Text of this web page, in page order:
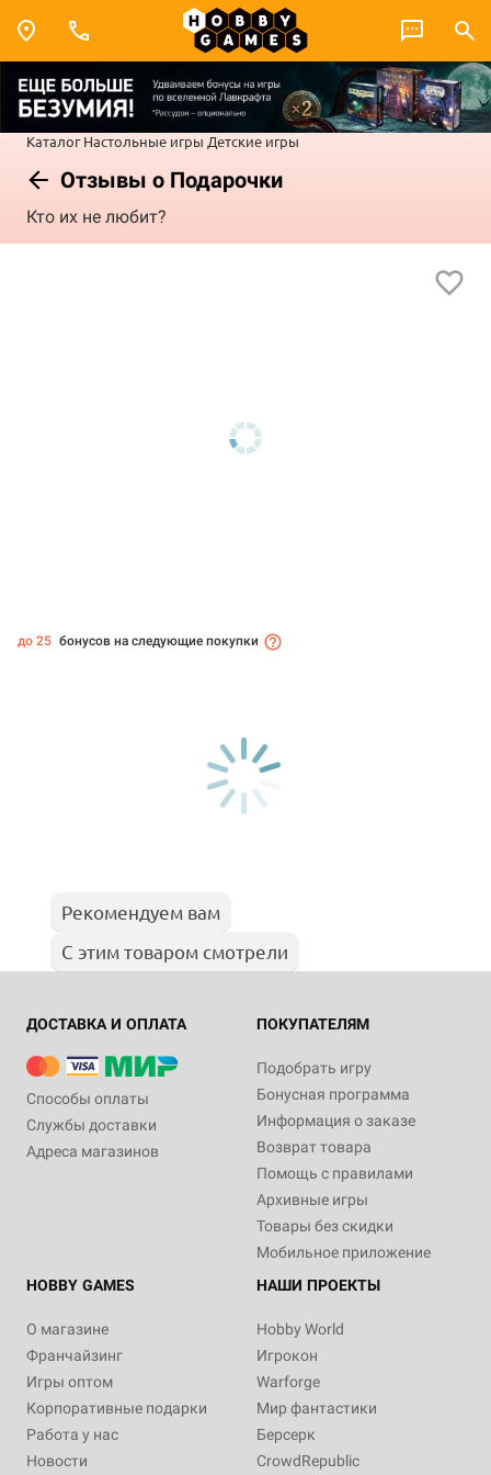
Каталог Настольные игры Детские игры
Отзывы о Подарочки
Кто их не любит?
до 25 бонусов на следующие покупки
Рекомендуем вам
С этим товаром смотрели
ДОСТАВКА И ОПЛАТА
Способы оплаты
Службы доставки
Адреса магазинов
ПОКУПАТЕЛЯМ
Подобрать игру
Бонусная программа
Информация о заказе
Возврат товара
Помощь с правилами
Архивные игры
Товары без скидки
Мобильное приложение
HOBBY GAMES
О магазине
Франчайзинг
Игры оптом
Корпоративные подарки
Работа у нас
Новости
НАШИ ПРОЕКТЫ
Hobby World
Игрокон
Warforge
Мир фантастики
Берсерк
CrowdRepublic